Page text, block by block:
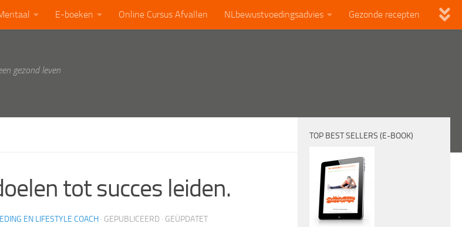
E-boeken Online Cursus Afvallen NLbewustvoedingsadvies Gezonde recepten
gezond leven
tot succes leiden.
EN LIFESTYLE COACH · GEPUBLICEERD · GEÜPDATET
TOP BEST SELLERS (E-BOOK)